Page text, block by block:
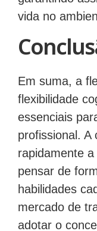
vida no
Em suma, a
flexibilidade
essenciais
profissional. A
rapidamente
pensar de
habilidades
mercado de
adotar o